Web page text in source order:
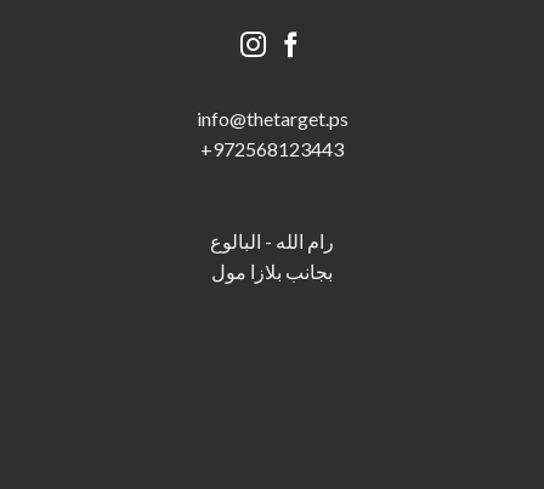
info@thetarget.ps
972568123443
+
رام الله - البالوع
بجانب بلازا مول